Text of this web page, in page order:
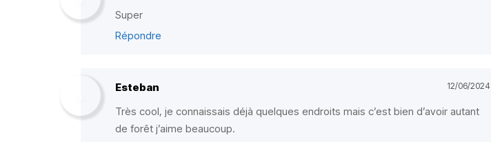
Super
Répondre
Esteban 12/06/2024
Très cool, je connaissais déjà quelques endroits mais c’est bien d’avoir autant
de forêt j’aime beaucoup.